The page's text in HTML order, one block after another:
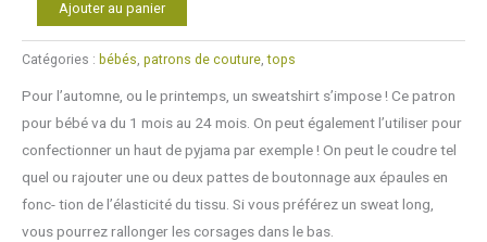
quantité
Sweat
Ajouter au panier
Catégories : bébés, patrons de couture,tops
Pour l’automne, ou le printemps, un sweatshirt s’impose ! Ce patron
pour bébé va du 1 mois au 24 mois. On peut également l’utiliser pour
confectionner un haut de pyjama par exemple ! On peut le coudre tel
quel ou rajouter une ou deux pattes de boutonnage aux épaules en
fonc- tion de l’élasticité du tissu. Si vous préférez un sweat long,
vous pourrez rallonger les corsages dans le bas.